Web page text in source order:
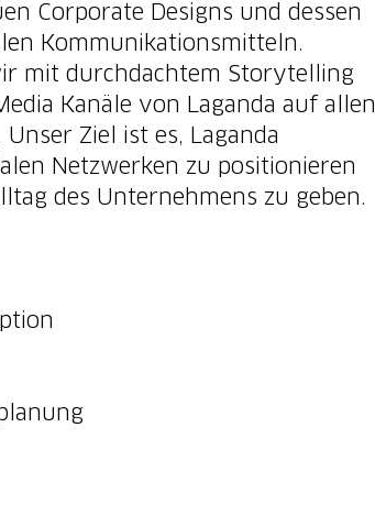
Corporate Designs und dessen
Kommunikationsmitteln.
mit durchdachtem Storytelling
Kanäle von Laganda auf allen
Ziel ist es, Laganda
Netzwerken zu positionieren
des Unternehmens zu geben.